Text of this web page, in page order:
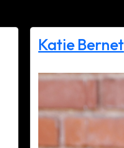
Katie Bernet